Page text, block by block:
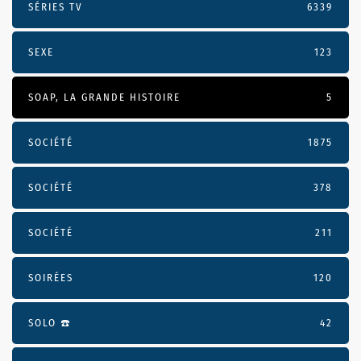
SÉRIES TV 6339
SEXE 123
SOAP, LA GRANDE HISTOIRE 5
SOCIÉTÉ 1875
SOCIÉTÉ 378
SOCIÉTÉ 211
SOIRÉES 120
SOLO ☎️ 42